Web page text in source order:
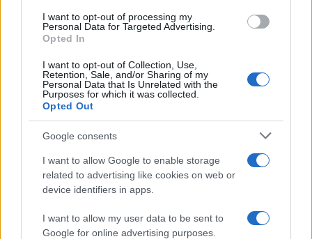
consent section.
I want to opt-out of processing my
Personal Data for Targeted Advertising.
Opted In
I want to opt-out of Collection, Use,
Retention, Sale, and/or Sharing of my
Personal Data that Is Unrelated with the
Purposes for which it was collected.
Opted Out
Google consents
I want to allow Google to enable storage
related to advertising like cookies on web or
device identifiers in apps.
I want to allow my user data to be sent to
Google for online advertising purposes.
Germania
Investieren24
UK
News Hub UK
Lgbtq News
Investeren 24